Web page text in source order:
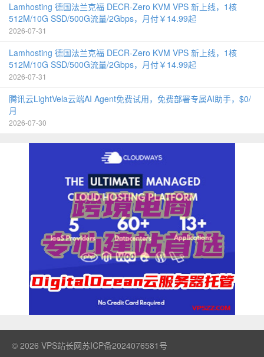
Lamhosting 德国法兰克福 DECR-Zero KVM VPS 新上线，1核
512M/10G SSD/500G流量/2Gbps，月付￥14.99起
2026-07-31
Lamhosting 德国法兰克福 DECR-Zero KVM VPS 新上线，1核
512M/10G SSD/500G流量/2Gbps，月付￥14.99起
2026-07-31
腾讯云LightVela云端AI Agent免费试用，免费部署专属AI助手，$0/
月
2026-07-30
© 2026 VPS站长网苏ICP备2024076581号